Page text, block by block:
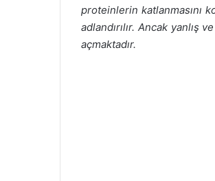
proteinlerin katlanmasını
adlandırılır. Ancak yanlış
açmaktadır.